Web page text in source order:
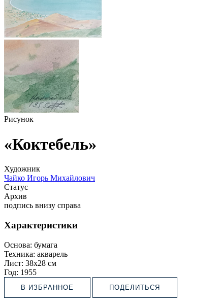
Рисунок
«Коктебель»
Художник
Чайко Игорь Михайлович
Статус
Архив
подпись внизу справа
Характеристики
Основа: бумага
Техника: акварель
Лист: 38х28 см
Год: 1955
В ИЗБРАННОЕ ПОДЕЛИТЬСЯ